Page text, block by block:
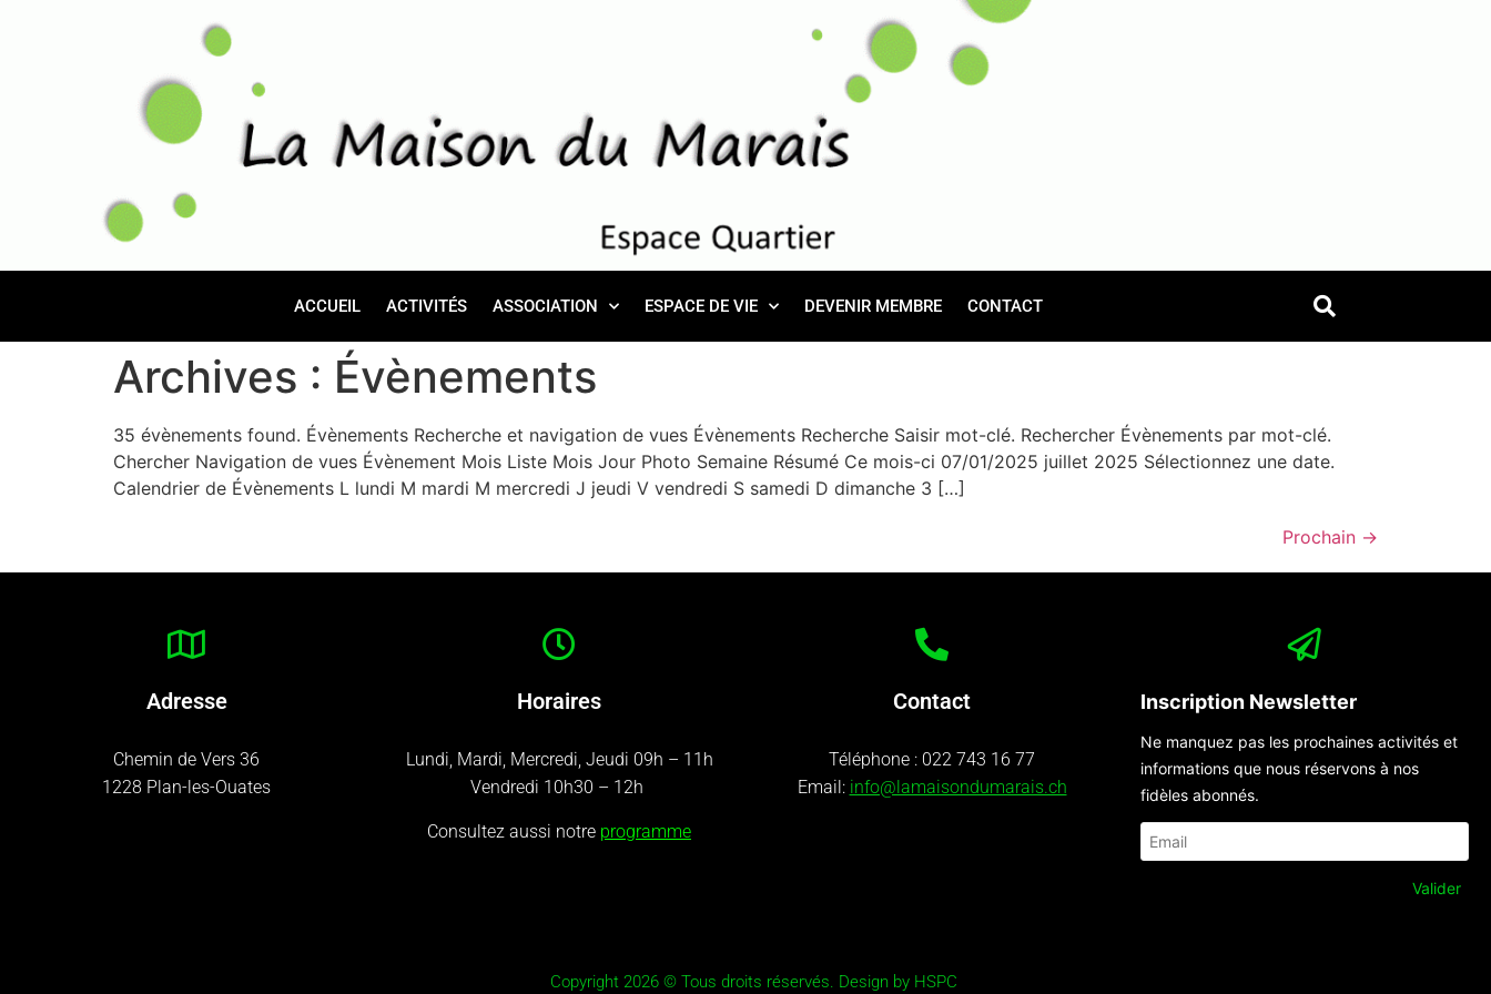
ACCUEIL ACTIVITÉS ASSOCIATION ESPACE DE VIE DEVENIR MEMBRE CONTACT
Archives : Évènements
35 évènements found. Évènements Recherche et navigation de vues Évènements Recherche Saisir mot-clé. Rechercher Évènements par mot-clé.
Chercher Navigation de vues Évènement Mois Liste Mois Jour Photo Semaine Résumé Ce mois-ci 07/01/2025 juillet 2025 Sélectionnez une date.
Calendrier de Évènements L lundi M mardi M mercredi J jeudi V vendredi S samedi D dimanche 3 […]
Prochain →
Adresse
Chemin de Vers 36
1228 Plan-les-Ouates
Horaires
Lundi, Mardi, Mercredi, Jeudi 09h – 11h
Vendredi 10h30 – 12h
Consultez aussi notre programme
Contact
Téléphone : 022 743 16 77
Email: info@lamaisondumarais.ch
Inscription Newsletter
Ne manquez pas les prochaines activités et
informations que nous réservons à nos
fidèles abonnés.
Copyright 2026 © Tous droits réservés. Design by HSPC